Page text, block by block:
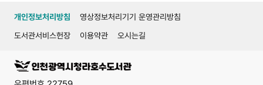
개인정보처리방침
영상정보처리기기 운영관리방침
도서관서비스헌장
이용약관 오시는길